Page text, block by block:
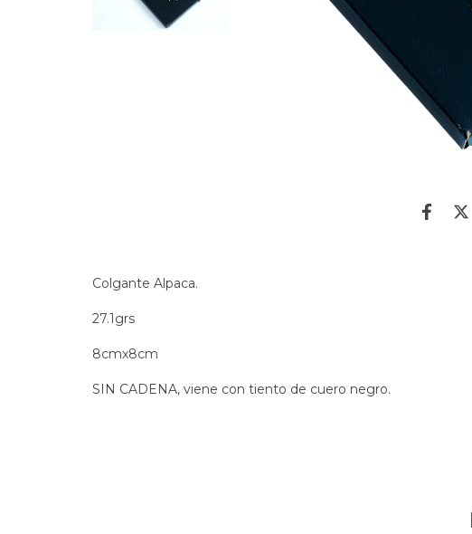
Colgante Alpaca.
27.1grs
8cmx8cm
SIN CADENA, viene con tiento de cuero negro.